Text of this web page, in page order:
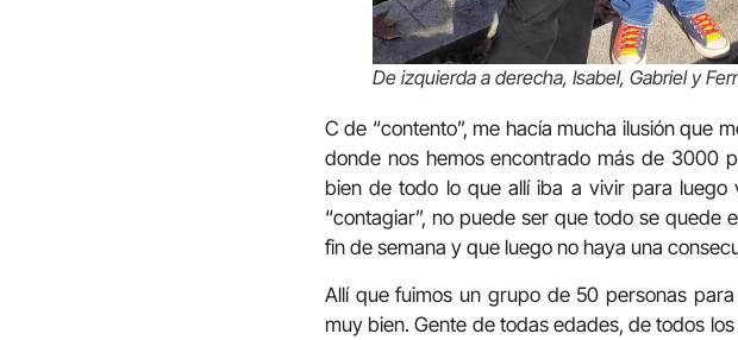
De izquierda a derecha, Isabel, Gabriel y
C de “contento”, me hacía mucha ilusión que
donde nos hemos encontrado más de 3000
bien de todo lo que allí iba a vivir para
“contagiar”, no puede ser que todo se quede
fin de semana y que luego no haya una
Allí que fuimos un grupo de 50 personas
muy bien. Gente de todas edades, de todos